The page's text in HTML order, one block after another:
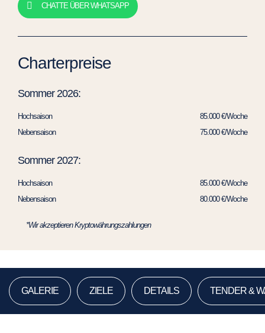
CHATTE ÜBER WHATSAPP
Charterpreise
Sommer 2026:
Hochsaison
85.000 €/Woche
Nebensaison
75.000 €/Woche
Sommer 2027:
Hochsaison
85.000 €/Woche
Nebensaison
80.000 €/Woche
*Wir akzeptieren Kryptowährungszahlungen
GALERIE ZIELE DETAILS TENDER &